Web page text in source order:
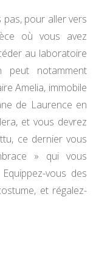
pas, pour aller vers
où vous avez
au laboratoire
peut notamment
Amelia, immobile
de Laurence en
et vous devrez
ce dernier vous
» qui vous
vous des
et régalez-